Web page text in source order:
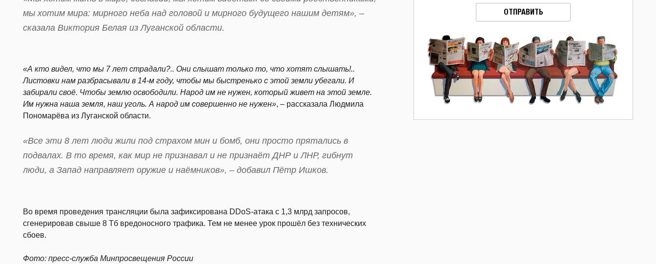
мы хотим мира: мирного неба над головой и мирного будущего нашим детям», –
сказала Виктория Белая из Луганской области.
«А кто видел, что мы 7 лет страдали?.. Они слышат только то, что хотят слышать!..
Листовки нам разбрасывали в 14-м году, чтобы мы быстренько с этой земли убегали. И
забирали своё. Чтобы землю освободили. Народ им не нужен, который живет на этой земле.
Им нужна наша земля, наш уголь. А народ им совершенно не нужен», – рассказала Людмила
Пономарёва из Луганской области.
«Все эти 8 лет люди жили под страхом мин и бомб, они просто прятались в
подвалах. В то время, как мир не признавал и не признаёт ДНР и ЛНР, гибнут
люди, а Запад направляет оружие и наёмников», – добавил Пётр Ишков.
Во время проведения трансляции была зафиксирована DDoS-атака с 1,3 млрд запросов,
сгенерировав свыше 8 Тб вредоносного трафика. Тем не менее урок прошёл без технических
сбоев.
Фото: пресс-служба Минпросвещения России
ОТПРАВИТЬ